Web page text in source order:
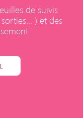
de suivis
) et des